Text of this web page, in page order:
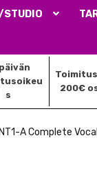
STUDIO
s
200€
A Complete